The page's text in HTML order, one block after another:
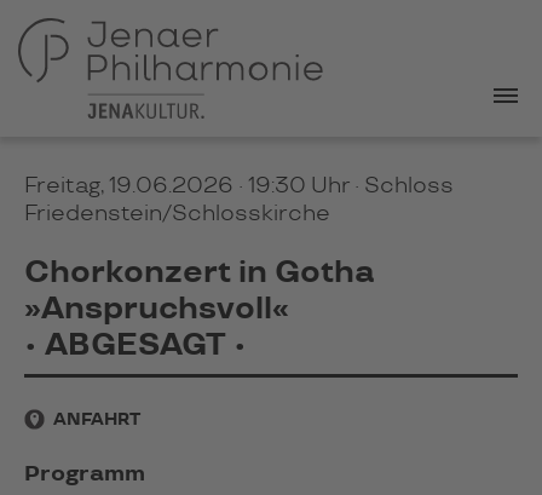
Freitag, 19.06.2026 · 19:30 Uhr · Schloss
Friedenstein/Schlosskirche
Chorkonzert in Gotha
»Anspruchsvoll«
• ABGESAGT •
ANFAHRT
Programm